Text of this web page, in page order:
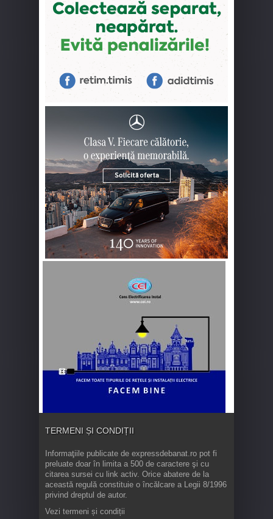
TERMENI ȘI CONDIȚII
Informaţiile publicate de expressdebanat.ro pot fi
preluate doar în limita a 500 de caractere şi cu
citarea sursei cu link activ. Orice abatere de la
această regulă constituie o încălcare a Legii 8/1996
privind dreptul de autor.
Vezi termeni și condiții